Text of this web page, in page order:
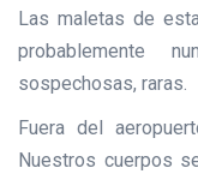
Las maletas de
probablemente
sospechosas, raras.
Fuera del
Nuestros cuerpos